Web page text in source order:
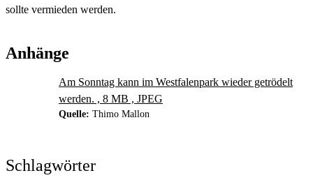
sollte vermieden werden.
Anhänge
Am Sonntag kann im Westfalenpark wieder getrödelt
werden. , 8 MB , JPEG
Quelle: Thimo Mallon
Schlagwörter